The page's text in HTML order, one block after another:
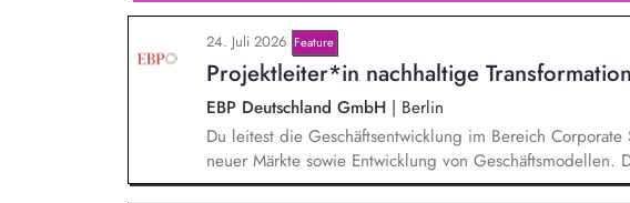
Gewissen. Du unterstützt Kampagnen und Aktionen,
von Unterschriften für Petitionen.
24. Juli 2026 Feature
Projektleiter*in nachhaltige Transformation
EBP Deutschland GmbH | Berlin
Du leitest die Geschäftsentwicklung im Bereich
neuer Märkte sowie Entwicklung von Geschäftsmodellen.
einem bestehenden Team zusammen und entwickelst